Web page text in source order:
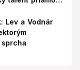
Lev a Vodnár